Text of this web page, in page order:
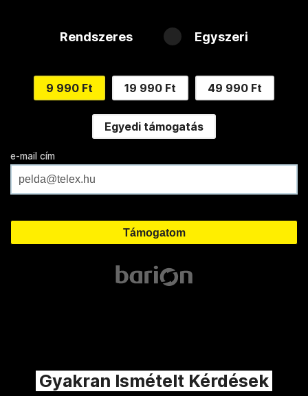
Rendszeres Egyszeri
9 990 Ft 19 990 Ft 49 990 Ft
Egyedi támogatás
e-mail cím
Gyakran Ismételt Kérdések